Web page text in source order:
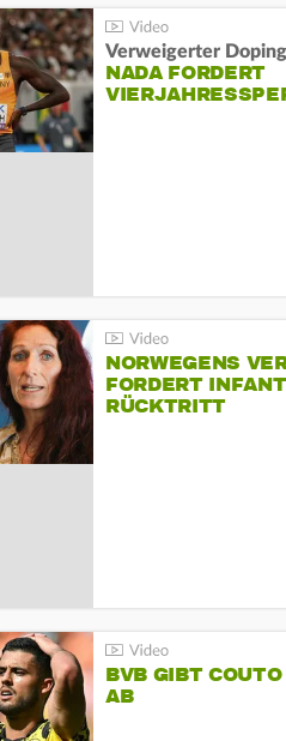
Verweigerter
NADA FORDERT
NORWEGENS
FORDERT
RÜCKTRITT
BVB GIBT
AB